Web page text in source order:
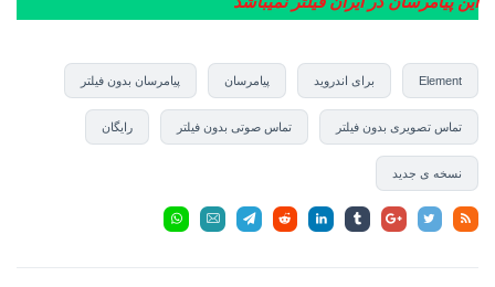
Element برای اندروید پیامرسان پیامرسان بدون فیلتر
تماس تصویری بدون فیلتر تماس صوتی بدون فیلتر رایگان
نسخه ی جدید